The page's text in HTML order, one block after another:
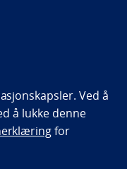
statement
Ved å
å lukke denne
for